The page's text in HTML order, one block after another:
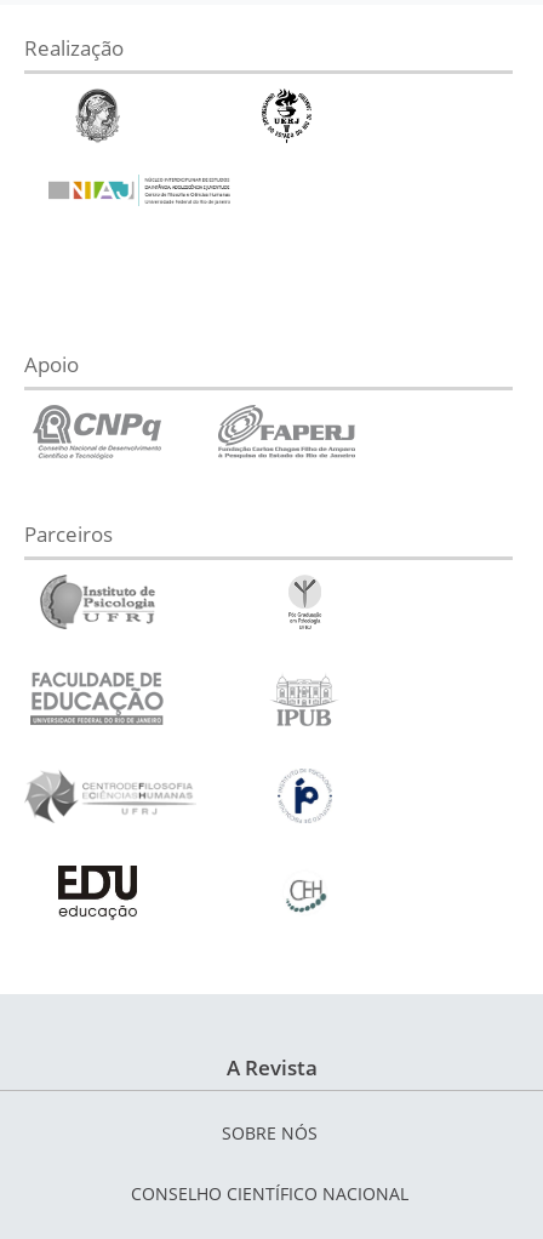
Realização
Apoio
Parceiros
A Revista
SOBRE NÓS
CONSELHO CIENTÍFICO NACIONAL